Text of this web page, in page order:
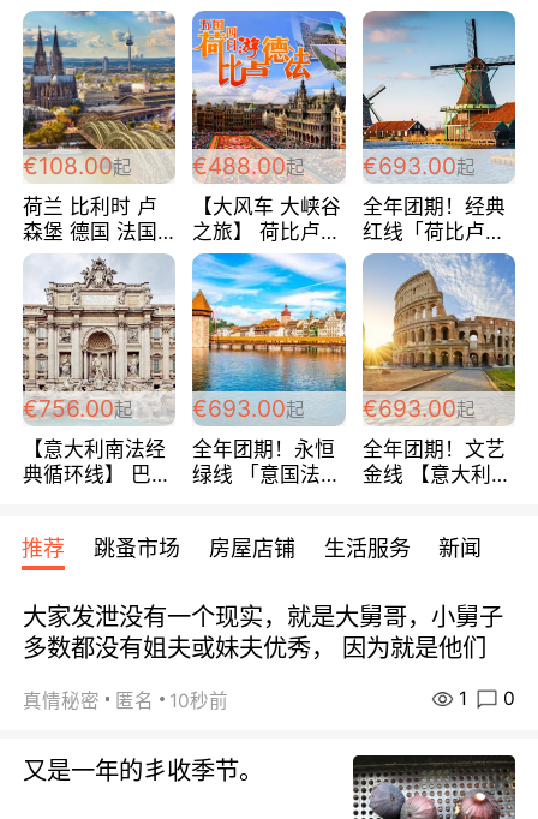
€108.00起
荷兰 比利时 卢
森堡 德国 法国
超爽玩遍西欧 循
环线 全程四星宾
馆 108欧/人/天
€488.00起
【大风车 大峡谷
之旅】 荷比卢德
法 巴黎上下 经
典五国四日游
488欧/人
€693.00起
全年团期！经典
红线「荷比卢德
法」七天循环 五
国 仅售99欧/人/
天！巴黎上下！
包拼房~
€756.00起
【意大利南法经
典循环线】 巴黎
宾馆 108欧/天起
全程756欧/位
€693.00起
全年团期！永恒
绿线 「意国法
欧/天起 ~包拼房
€693.00起
全年团期！文艺
金线 【意大利一
每周铁发！
推荐 跳蚤市场 房屋店铺 生活服务 新闻
大家发泄没有一个现实，就是大舅哥，小舅子
多数都没有姐夫或妹夫优秀， 因为就是他们
真情秘密 匿名 10秒前 1 0
又是一年的丯收季节。